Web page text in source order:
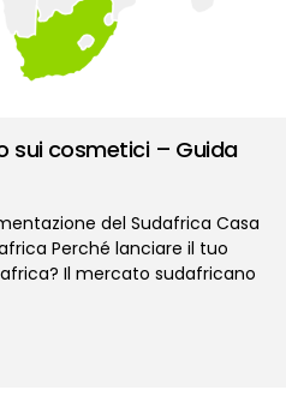
sui cosmetici – Guida
del Sudafrica Casa
Perché lanciare il tuo
Il mercato sudafricano